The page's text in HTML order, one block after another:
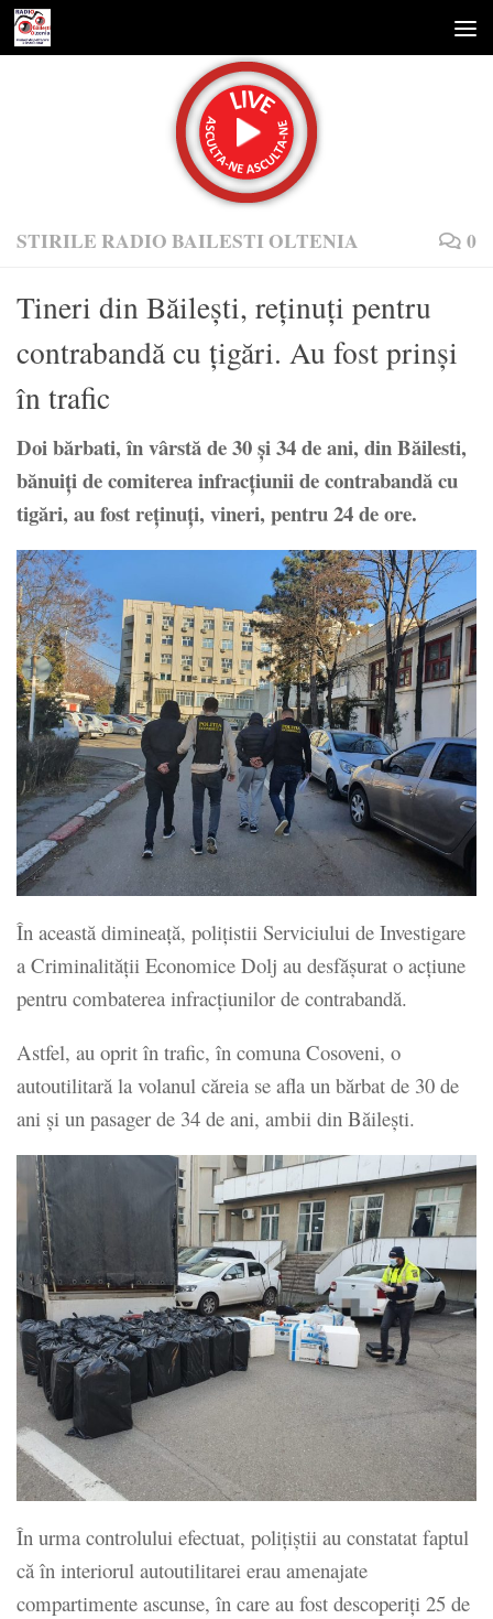
Skip to content
STIRILE RADIO BAILESTI OLTENIA 0
Tineri din Băilești, reținuți pentru
contrabandă cu țigări. Au fost prinși
în trafic
Doi bărbati, în vârstă de 30 și 34 de ani, din Băilesti,
bănuiți de comiterea infracțiunii de contrabandă cu
tigări, au fost reținuți, vineri, pentru 24 de ore.
În această dimineață, polițistii Serviciului de Investigare
a Criminalității Economice Dolj au desfășurat o acțiune
pentru combaterea infracțiunilor de contrabandă.
Astfel, au oprit în trafic, în comuna Cosoveni, o
autoutilitară la volanul căreia se afla un bărbat de 30 de
ani și un pasager de 34 de ani, ambii din Băileşti.
În urma controlului efectuat, polițiştii au constatat faptul
că în interiorul autoutilitarei erau amenajate
compartimente ascunse, în care au fost descoperiți 25 de